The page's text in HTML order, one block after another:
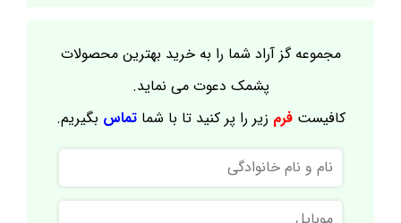
مجموعه گز آراد شما را به خرید بهترین محصولات
پشمک دعوت می نماید.
کافیستفرم زیر را پر کنید تا با شماتماس بگیریم.
نام
و
نام
خانوادگی
موبایل